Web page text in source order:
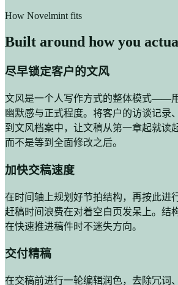
How Novelmint fits
Built around how you
尽早锁定客户的文风
文风是一个人写作方式的整体模式——
幽默感与正式程度。将客户的访谈记录
到文风档案中，让文稿从第一章起就读
而不是等到全面修改之后。
加快交稿速度
在时间轴上规划好节拍结构，再按此进
赶稿时间浪费在对着空白页发呆上。结
在快速推进稿件时不迷失方向。
交付精稿
在交稿前进行一轮编辑润色，去除冗词